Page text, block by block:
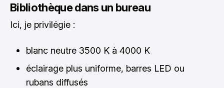
Bibliothèque dans un bureau
Ici, je privilégie :
blanc neutre 3500 K à 4000 K
éclairage plus uniforme, barres LED ou
rubans diffusés